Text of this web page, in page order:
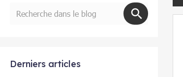
Derniers articles